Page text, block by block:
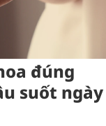
đúng
suốt ngày